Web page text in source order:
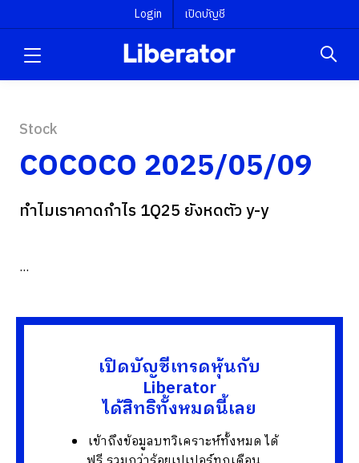
Login เปิดบัญชี
Stock
COCOCO 2025/05/09
ทำไมเราคาดกำไร 1Q25 ยังหดตัว y-y
...
เปิดบัญชีเทรดหุ้นกับ
Liberator
ได้สิทธิทั้งหมดนี้เลย
เข้าถึงข้อมูลบทวิเคราะห์ทั้งหมด ได้